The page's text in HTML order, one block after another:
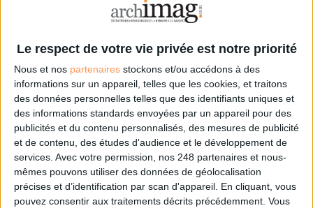
Le respect de votre vie privée est notre priorité
Nous et nos partenaires stockons et/ou accédons à des
informations sur un appareil, telles que les cookies, et traitons
des données personnelles telles que des identifiants uniques et
des informations standards envoyées par un appareil pour des
publicités et du contenu personnalisés, des mesures de publicité
et de contenu, des études d'audience et le développement de
services. Avec votre permission, nos 248 partenaires et nous-
mêmes pouvons utiliser des données de géolocalisation
précises et d’identification par scan d'appareil. En cliquant, vous
pouvez consentir aux traitements décrits précédemment. Vous
Bibliothèques : comment survivre face aux pressions?
DSI du secteur public : le pivot de la transformation
Les derniers guides :
IA génératives : cas d’usage et retours d’expérience
Archivage physique et électronique : enjeux, méthodes et
outils